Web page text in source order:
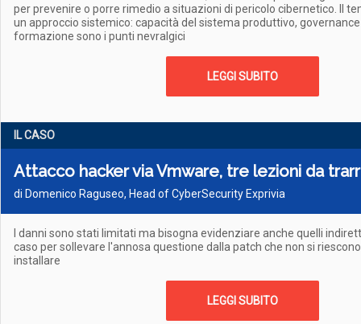
per prevenire o porre rimedio a situazioni di pericolo cibernetico. Il
un approccio sistemico: capacità del sistema produttivo,
formazione sono i punti nevralgici
LEGGI SUBITO
IL CASO
Attacco hacker via Vmware, tre lezioni da
di Domenico Raguseo, Head of CyberSecurity Exprivia
I danni sono stati limitati ma bisogna evidenziare anche quelli
caso per sollevare l'annosa questione dalla patch che non si
installare
LEGGI SUBITO